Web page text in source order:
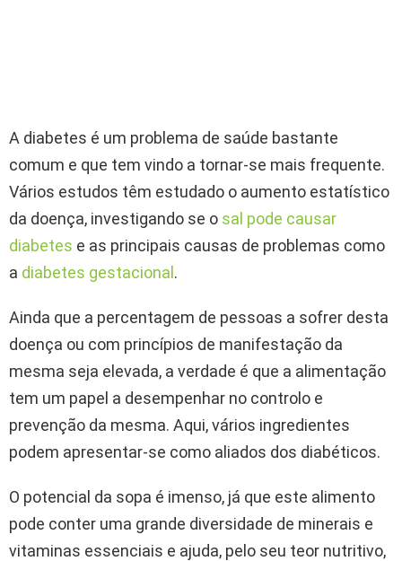
A diabetes é um problema de saúde bastante
comum e que tem vindo a tornar-se mais frequente.
Vários estudos têm estudado o aumento estatístico
da doença, investigando se o sal pode causar
diabetes e as principais causas de problemas como
a diabetes gestacional.
Ainda que a percentagem de pessoas a sofrer desta
doença ou com princípios de manifestação da
mesma seja elevada, a verdade é que a alimentação
tem um papel a desempenhar no controlo e
prevenção da mesma. Aqui, vários ingredientes
podem apresentar-se como aliados dos diabéticos.
O potencial da sopa é imenso, já que este alimento
pode conter uma grande diversidade de minerais e
vitaminas essenciais e ajuda, pelo seu teor nutritivo,